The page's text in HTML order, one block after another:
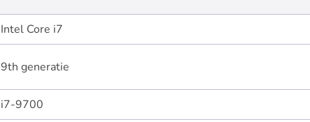
Intel Core i7
9th generatie
i7-9700